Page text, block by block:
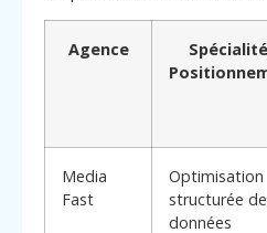
Agence
Media
Fast
Optimisation
structurée
données